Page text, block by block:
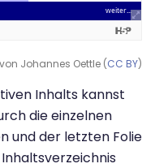
Johannes Oettle (CC BY)
Inhalts kannst
die einzelnen
und der letzten Folie